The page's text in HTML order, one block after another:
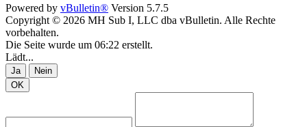
Powered by vBulletin® Version 5.7.5
Copyright © 2026 MH Sub I, LLC dba vBulletin. Alle Rechte
vorbehalten.
Die Seite wurde um 06:22 erstellt.
Lädt...
Ja
Nein
OK